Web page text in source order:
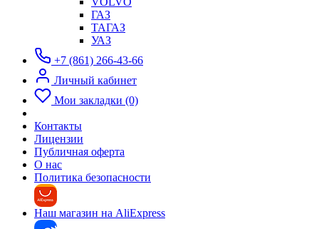
ГАЗ
ТАГАЗ
УАЗ
+7 (861) 266-43-66
Личный кабинет
Мои закладки (0)
Контакты
Лицензии
Публичная оферта
О нас
Политика безопасности
Наш магазин на AliExpress